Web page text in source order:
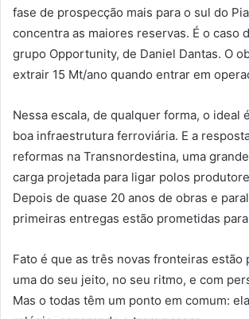
fase de prospecção mais para o sul do
concentra as maiores reservas. É o caso
grupo Opportunity, de Daniel Dantas. O
extrair 15 Mt/ano quando entrar em
Nessa escala, de qualquer forma, o ideal
boa infraestrutura ferroviária. E a
reformas na Transnordestina, uma
carga projetada para ligar polos
Depois de quase 20 anos de obras e
primeiras entregas estão prometidas para
Fato é que as três novas fronteiras estão
uma do seu jeito, no seu ritmo, e com
Mas o todas têm um ponto em comum: